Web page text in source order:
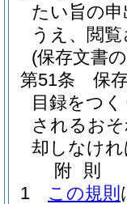
たい旨の
うえ、閲
(保存文書
第51条
保
目録をつ
されるお
却しなけ
附 則
1
この規則